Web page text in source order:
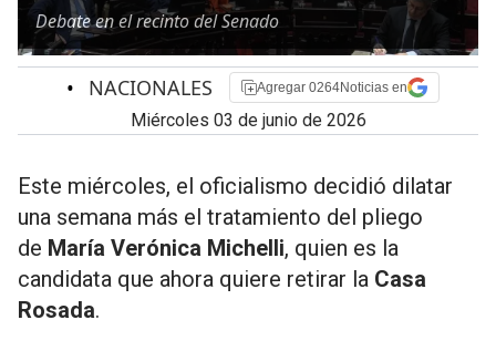
Debate en el recinto del Senado
• NACIONALES Agregar 0264Noticias en
miércoles 03 de junio de 2026
Este miércoles, el oficialismo decidió dilatar
una semana más el tratamiento del pliego
de María Verónica Michelli, quien es la
candidata que ahora quiere retirar la Casa
Rosada.